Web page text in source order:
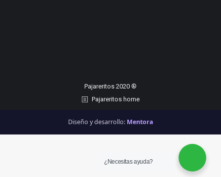
Pajareritos 2020 ®
Pajareritos home
¿Necesitas ayuda?
Diseño y desarrollo: Mentora